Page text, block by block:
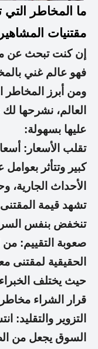
ما المخاطر
مقتنيات
إن كنت تبحث عن
فهو عالم غني
ومن أبرز المخاطر
العالم، نشرحها
عليها بسهولة:
تقلب الأسعار:
كبير وتتأثر
الأحداث الجارية،
تشهد قيمة
تنخفض بنفس
صعوبة التقييم: من
الحقيقية لمقتنى
حيث يختلف
قرار الشراء
التزوير والتقليد:
السوق يجعل من